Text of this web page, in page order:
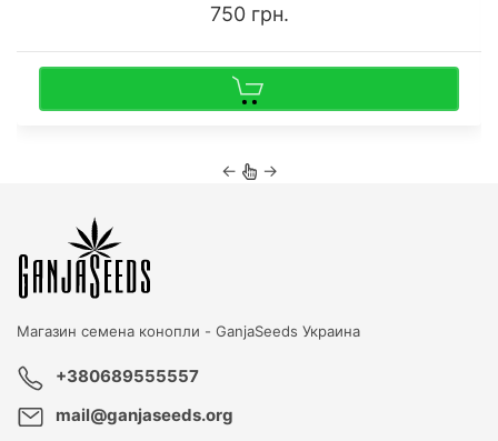
750 грн.
← →
Магазин семена конопли - GanjaSeeds Украина
+380689555557
mail@ganjaseeds.org